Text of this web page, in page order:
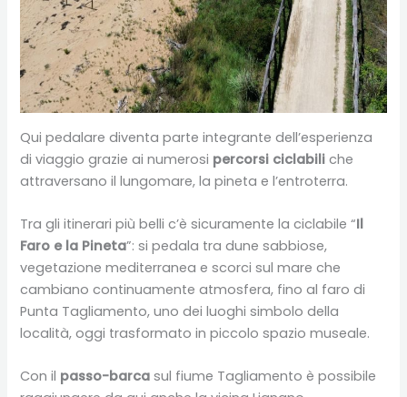
Qui pedalare diventa parte integrante dell’esperienza
di viaggio grazie ai numerosi percorsi ciclabili che
attraversano il lungomare, la pineta e l’entroterra.
Tra gli itinerari più belli c’è sicuramente la ciclabile “Il
Faro e la Pineta”: si pedala tra dune sabbiose,
vegetazione mediterranea e scorci sul mare che
cambiano continuamente atmosfera, fino al faro di
Punta Tagliamento, uno dei luoghi simbolo della
località, oggi trasformato in piccolo spazio museale.
Con il passo-barca sul fiume Tagliamento è possibile